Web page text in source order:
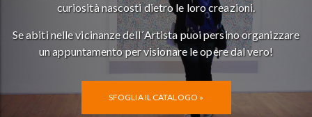
curiosità nascosti dietro le loro creazioni.
Se abiti nelle vicinanze dell´Artista puoi persino organizzare
un appuntamento per visionare le opere dal vero!
SFOGLIA IL CATALOGO »